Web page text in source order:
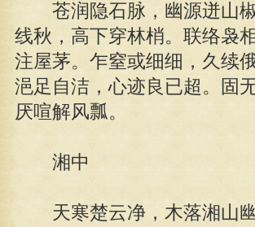
苍润隐石脉，幽源迸山椒
线秋，高下穿林梢。联络袅
注屋茅。乍窒或细细，久续
浥足自洁，心迹良已超。固
厌喧解风瓢。
湘中
天寒楚云净，木落湘山幽